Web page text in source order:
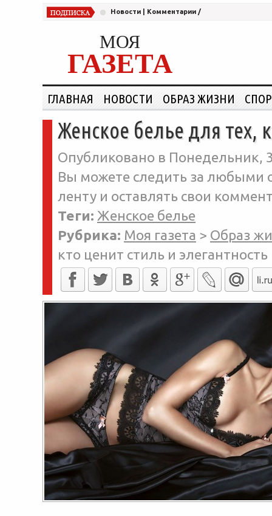
Новости Комментарии /
МОЯ
ГАЗЕТА
ГЛАВНАЯ НОВОСТИ ОБРАЗ ЖИЗНИ
Женское белье для тех,
Опубликовано в Понедельник,
Вы можете следить за любыми
ленту и оставлять свои
Теги: Женское белье
Рубрика: Моя газета > Образ
кто ценит стиль и элегантность